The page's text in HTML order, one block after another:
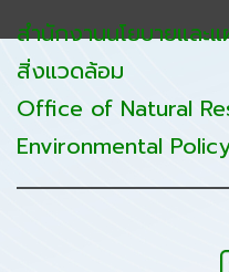
สำนักงานนโยบายและ
สิ่งแวดล้อม
Office of Natural
Environmental